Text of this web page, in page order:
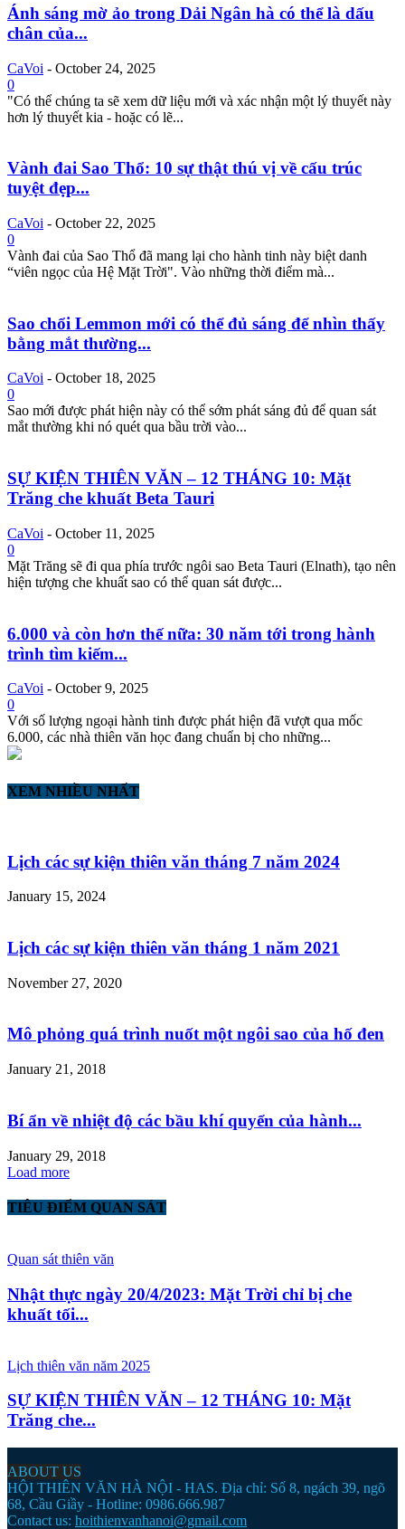
Ánh sáng mờ ảo trong Dải Ngân hà có thể là dấu
chân của...
CaVoi - October 24, 2025
0
"Có thể chúng ta sẽ xem dữ liệu mới và xác nhận một lý thuyết này
hơn lý thuyết kia - hoặc có lẽ...
Vành đai Sao Thổ: 10 sự thật thú vị về cấu trúc
tuyệt đẹp...
CaVoi - October 22, 2025
0
Vành đai của Sao Thổ đã mang lại cho hành tinh này biệt danh
“viên ngọc của Hệ Mặt Trời". Vào những thời điểm mà...
Sao chổi Lemmon mới có thể đủ sáng để nhìn thấy
bằng mắt thường...
CaVoi - October 18, 2025
0
Sao mới được phát hiện này có thể sớm phát sáng đủ để quan sát
mắt thường khi nó quét qua bầu trời vào...
SỰ KIỆN THIÊN VĂN – 12 THÁNG 10: Mặt
Trăng che khuất Beta Tauri
CaVoi - October 11, 2025
0
Mặt Trăng sẽ đi qua phía trước ngôi sao Beta Tauri (Elnath), tạo nên
hiện tượng che khuất sao có thể quan sát được...
6.000 và còn hơn thế nữa: 30 năm tới trong hành
trình tìm kiếm...
CaVoi - October 9, 2025
0
Với số lượng ngoại hành tinh được phát hiện đã vượt qua mốc
6.000, các nhà thiên văn học đang chuẩn bị cho những...
XEM NHIỀU NHẤT
Lịch các sự kiện thiên văn tháng 7 năm 2024
January 15, 2024
Lịch các sự kiện thiên văn tháng 1 năm 2021
November 27, 2020
Mô phỏng quá trình nuốt một ngôi sao của hố đen
January 21, 2018
Bí ẩn về nhiệt độ các bầu khí quyển của hành...
January 29, 2018
Load more
TIÊU ĐIỂM QUAN SÁT
Quan sát thiên văn
Nhật thực ngày 20/4/2023: Mặt Trời chỉ bị che
khuất tối...
Lịch thiên văn năm 2025
SỰ KIỆN THIÊN VĂN – 12 THÁNG 10: Mặt
Trăng che...
ABOUT US
HỘI THIÊN VĂN HÀ NỘI - HAS. Địa chỉ: Số 8, ngách 39, ngõ
68, Cầu Giầy - Hotline: 0986.666.987
Contact us: hoithienvanhanoi@gmail.com